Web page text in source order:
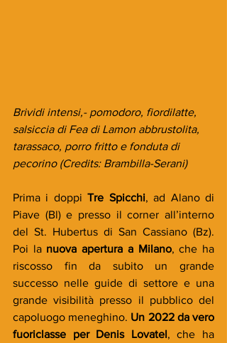
Brividi intensi,- pomodoro, fiordilatte,
salsiccia di Fea di Lamon abbrustolita,
tarassaco, porro fritto e fonduta di
pecorino (Credits: Brambilla-Serani)
Prima i doppi Tre Spicchi, ad Alano di
Piave (Bl) e presso il corner all’interno
del St. Hubertus di San Cassiano (Bz).
Poi la nuova apertura a Milano, che ha
riscosso fin da subito un grande
successo nelle guide di settore e una
grande visibilità presso il pubblico del
capoluogo meneghino. Un 2022 da vero
fuoriclasse per Denis Lovatel, che ha